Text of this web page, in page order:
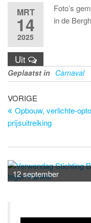
MRT
14
2025
Uit
Foto’s
in de
Geplaatst in Carnaval
Bericht
navigatie
Vorig
bericht
VORIGE
Opbouw, verlichte-
prijsuitreiking
12 september